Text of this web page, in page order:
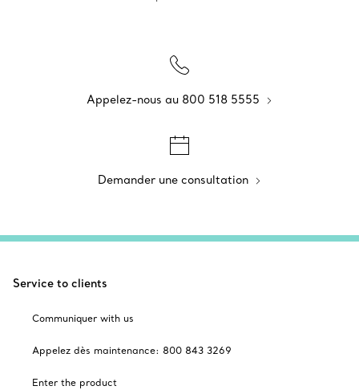
Appelez-nous au 800 518 5555
Demander une consultation
Service to clients
Communiquer with us
Appelez dès maintenance: 800 843 3269
Enter the product